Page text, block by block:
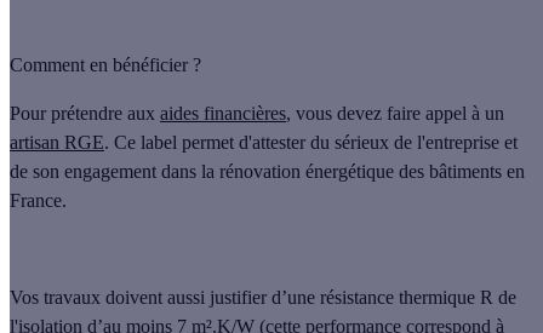
Comment en bénéficier ?
Pour prétendre aux aides financières, vous devez faire appel à un
artisan RGE. Ce label permet d'attester du sérieux de l'entreprise et
de son engagement dans la rénovation énergétique des bâtiments en
France.
Vos travaux doivent aussi justifier d’une résistance thermique R de
l'isolation d’au moins 7 m².K/W (cette performance correspond à